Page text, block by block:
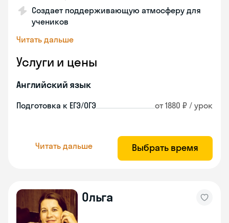
Создает поддерживающую атмосферу для
учеников
Читать дальше
Услуги и цены
Английский язык
Подготовка к ЕГЭ/ОГЭ от 1880 ₽ / урок
Читать дальше Выбрать время
Ольга